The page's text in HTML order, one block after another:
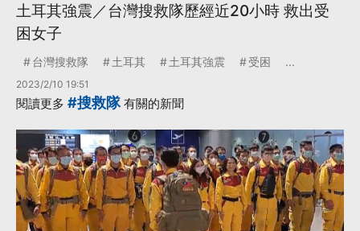
土耳其強震／台灣搜救隊歷經近20小時 救出受
困女子
台灣搜救隊 土耳其 土耳其強震 受困 ...
2023/2/10 19:51
閱讀更多 #搜救隊有關的新聞